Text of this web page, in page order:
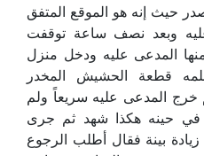
حيث إنه هو الموقع المتفق
وبعد نصف ساعة توقفت
المدعى عليه ودخل منزل
قطعة الحشيش المخدر
خرج المدعى عليه سريعاً ولم
في حينه هكذا شهد ثم جرى
بينة فقال أطلب الرجوع